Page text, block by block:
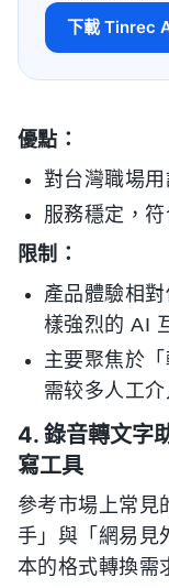
下載 Tinrec
優點：
對台灣職場
服務穩定，
限制：
產品體驗相
樣強烈的 AI
主要聚焦於
需较多人工介
4. 錄音轉文字
寫工具
參考市場上常見
手」與「網易見
本的格式轉換需